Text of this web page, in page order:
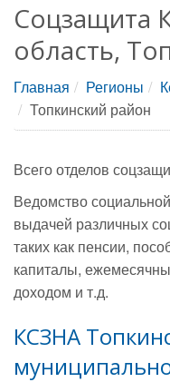
Соцзащита
область,
Главная Регионы
Топкинский район
Всего отделов
Ведомство
выдачей различных
таких как пенсии,
капиталы,
доходом и т.д.
КСЗНА